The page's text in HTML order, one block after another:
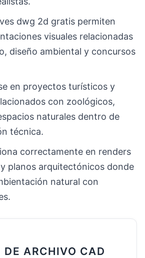
dwg 2d gratis permiten
visuales relacionadas
diseño ambiental y concursos
en proyectos turísticos y
con zoológicos,
naturales dentro de
técnica.
correctamente en renders
planos arquitectónicos donde
natural con
DE ARCHIVO CAD